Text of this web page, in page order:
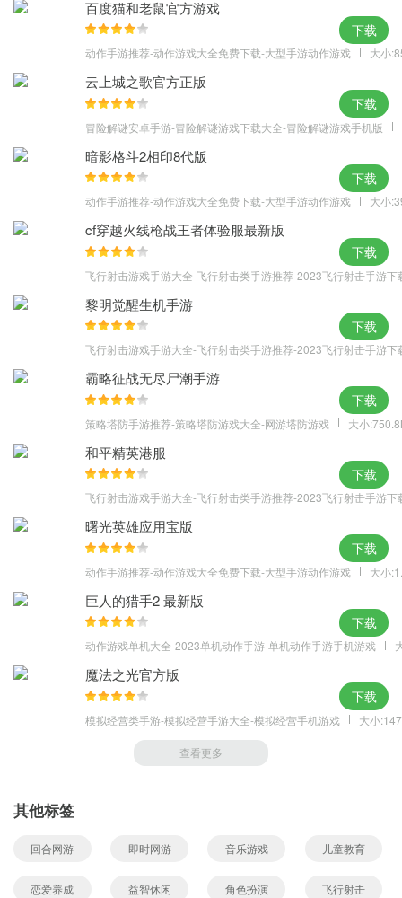
编建议最开始先购买50-100支箭,在第一轮的射击中绝对是足够的.每
打下一只鸟,都会获得一定数量的鸟魂、鸟魄,甚至是高级侠客令.奖励
的优劣根据狩猎场的等级而定,这一点在鸟样百科中将会详细介绍.
百度猫和老鼠官方游戏
动作手游推荐-动作游戏大全免费下载-大型手游动作游戏 大小
下载
云上城之歌官方正版
冒险解谜安卓手游-冒险解谜游戏下载大全-冒险解谜游戏手机版
下载
暗影格斗2相印8代版
动作手游推荐-动作游戏大全免费下载-大型手游动作游戏 大小
下载
cf穿越火线枪战王者体验服最新版
飞行射击游戏手游大全-飞行射击类手游推荐-2023飞行射击手游下
下载
黎明觉醒生机手游
飞行射击游戏手游大全-飞行射击类手游推荐-2023飞行射击手游下
下载
霸略征战无尽尸潮手游
策略塔防手游推荐-策略塔防游戏大全-网游塔防游戏 大小
下载
和平精英港服
飞行射击游戏手游大全-飞行射击类手游推荐-2023飞行射击手游下
下载
曙光英雄应用宝版
动作手游推荐-动作游戏大全免费下载-大型手游动作游戏 大小
下载
巨人的猎手2 最新版
动作游戏单机大全-2023单机动作手游-单机动作手游手机游戏
下载
魔法之光官方版
模拟经营类手游-模拟经营手游大全-模拟经营手机游戏 大小
下载
查看更多
其他标签
回合网游 即时网游 音乐游戏 儿童教育
恋爱养成 益智休闲 角色扮演 飞行射击